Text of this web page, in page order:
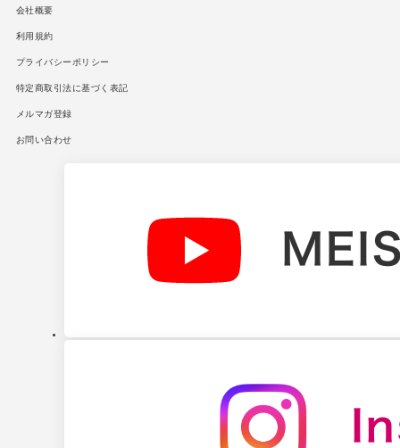
会社概要
利用規約
プライバシーポリシー
特定商取引法に基づく表記
メルマガ登録
お問い合わせ